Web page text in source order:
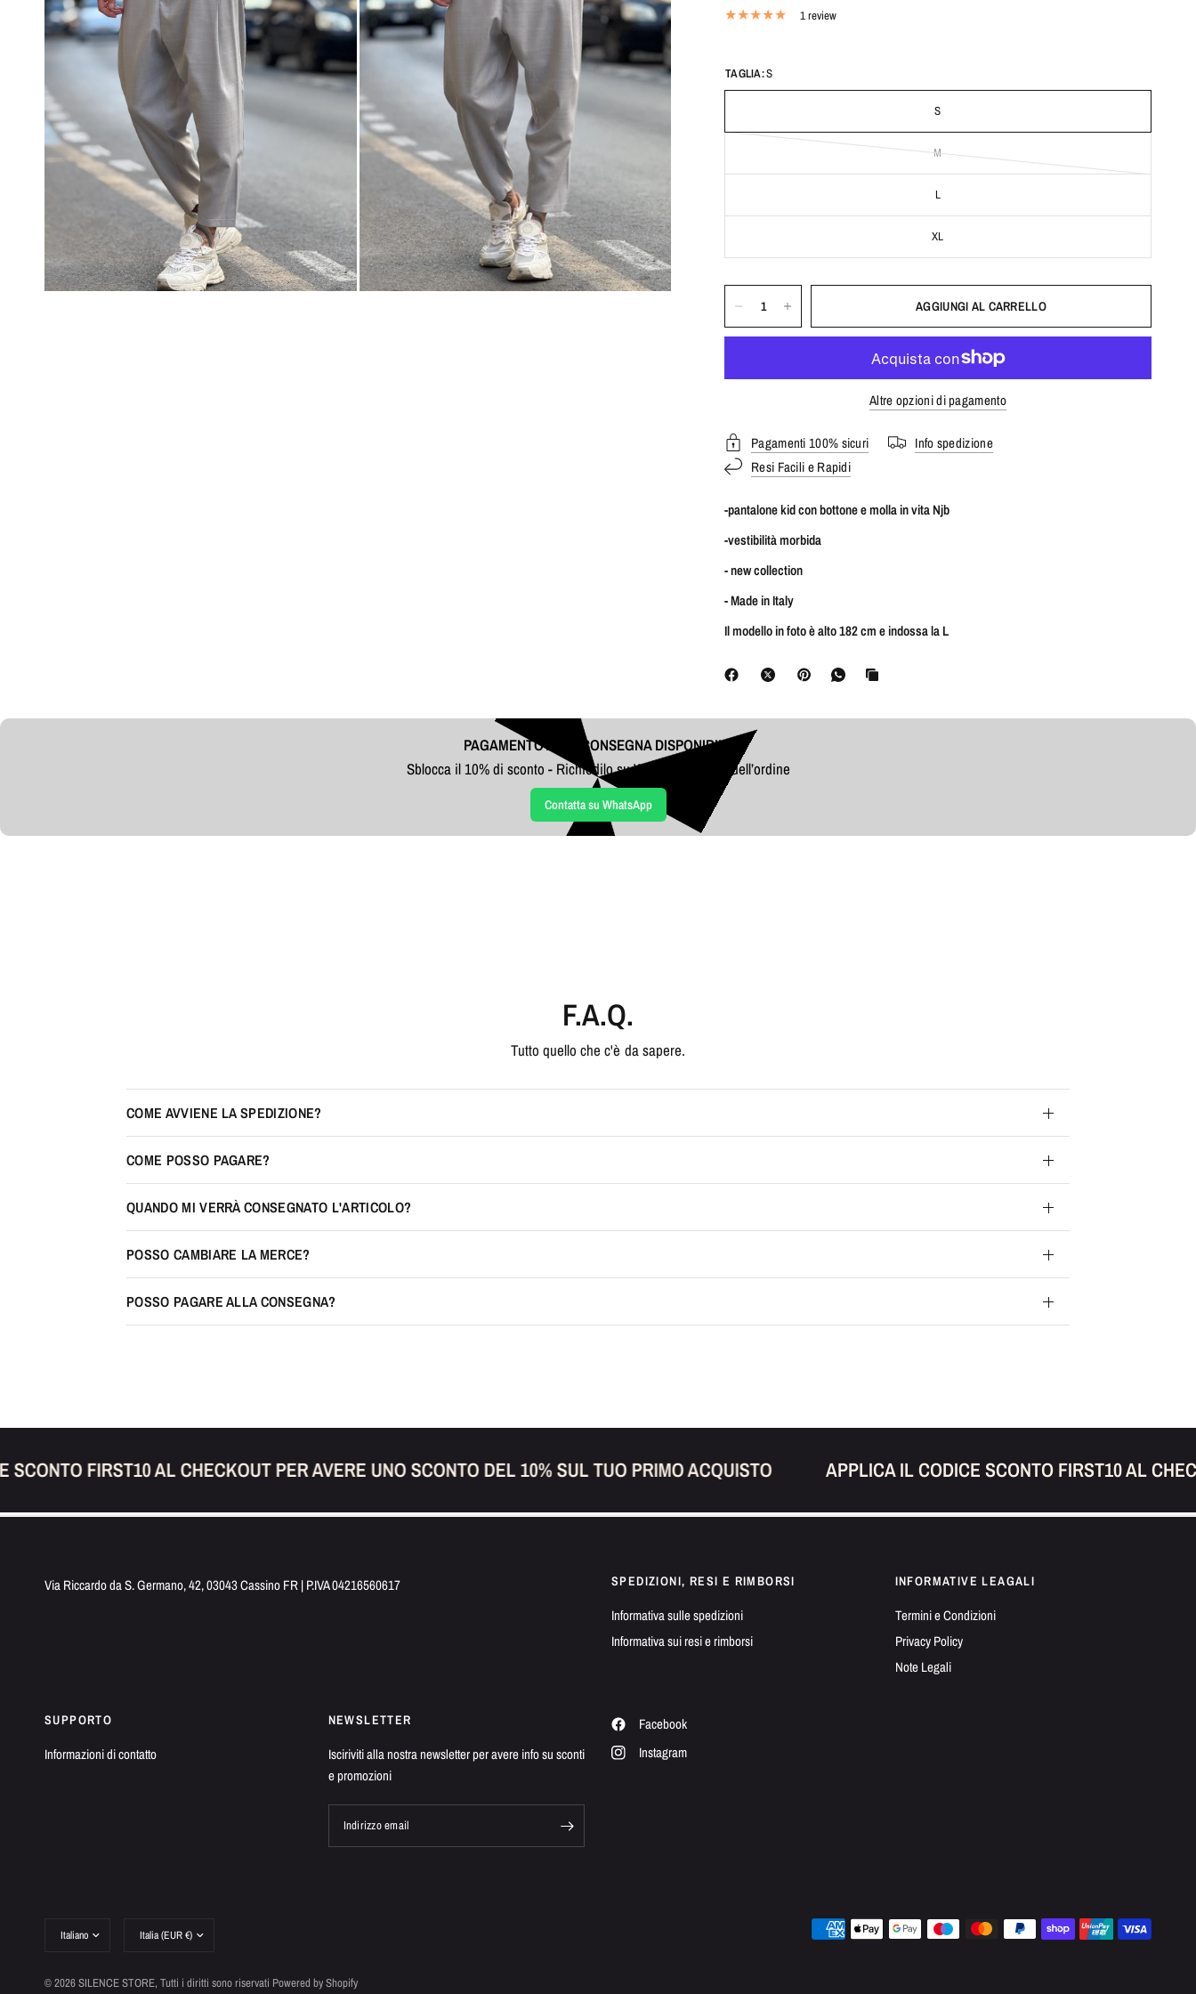
1 review
TAGLIA:S
S
M
L
XL
AGGIUNGI AL CARRELLO
Altre opzioni di pagamento
Pagamenti 100% sicuri
Info spedizione
Resi Facili e Rapidi
-pantalone kid con bottone e molla in vita Njb
-vestibilità morbida
- new collection
- Made in Italy
Il modello in foto è alto 182 cm e indossa la L
PAGAMENTO ALLA CONSEGNA DISPONIBILE
Sblocca il 10% di sconto - Richiedilo su WhatsApp prima dell’ordine
Contatta su WhatsApp
F.A.Q.
Tutto quello che c'è da sapere.
COME AVVIENE LA SPEDIZIONE?
COME POSSO PAGARE?
QUANDO MI VERRÀ CONSEGNATO L'ARTICOLO?
POSSO CAMBIARE LA MERCE?
POSSO PAGARE ALLA CONSEGNA?
FIRST10 AL CHECKOUT PER AVERE UNO SCONTO DEL 10% SUL TUO PRIMO ACQUISTO APPLICA IL CODICE SCONTO FIRST10 AL
Via Riccardo da S. Germano, 42, 03043 Cassino FR | P.IVA 04216560617 SPEDIZIONI, RESI E RIMBORSI
Informativa sulle spedizioni
Informativa sui resi e rimborsi
INFORMATIVE LEAGALI
Termini e Condizioni
Privacy Policy
Note Legali
SUPPORTO
Informazioni di contatto
NEWSLETTER
Isciriviti alla nostra newsletter per avere info su sconti
e promozioni
Indirizzo email
Facebook
Instagram
paese/area
paese/area
© 2026 SILENCE STORE, Tutti i diritti sono riservati Powered by Shopify